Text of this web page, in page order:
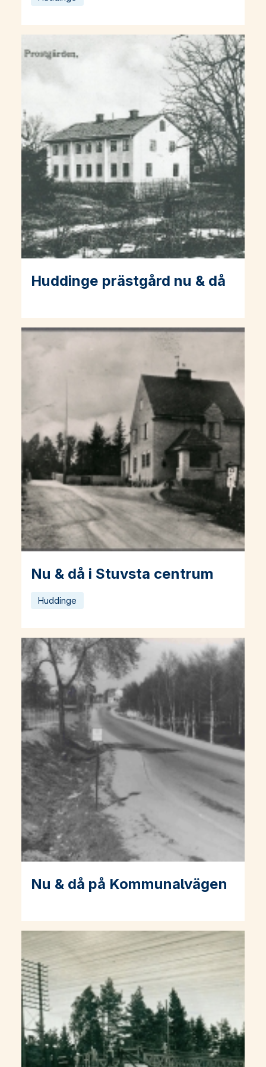
Huddinge prästgård nu & då
Läs mer om Huddinge prästgård nu & då
Nu & då i Stuvsta centrum
Läs mer om Nu & då i Stuvsta centrum
Huddinge
Nu & då på Kommunalvägen
Läs mer om Nu & då på Kommunalvägen